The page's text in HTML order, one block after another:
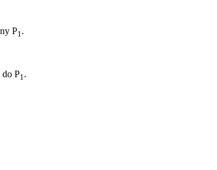
P1.
do P1.